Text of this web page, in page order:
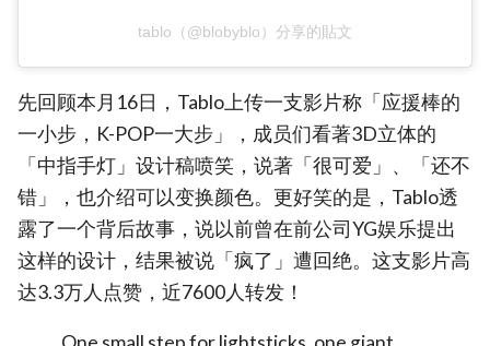
tablo（@blobyblo）分享的貼文
先回顾本月16日，Tablo上传一支影片称「应援棒的
一小步，K-POP一大步」，成员们看著3D立体的
「中指手灯」设计稿喷笑，说著「很可爱」、「还不
错」，也介绍可以变换颜色。更好笑的是，Tablo透
露了一个背后故事，说以前曾在前公司YG娱乐提出
这样的设计，结果被说「疯了」遭回绝。这支影片高
达3.3万人点赞，近7600人转发！